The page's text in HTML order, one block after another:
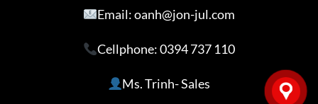
Email: oanh@jon-jul.com
Cellphone:0394 737 110
Ms. Trinh- Sales